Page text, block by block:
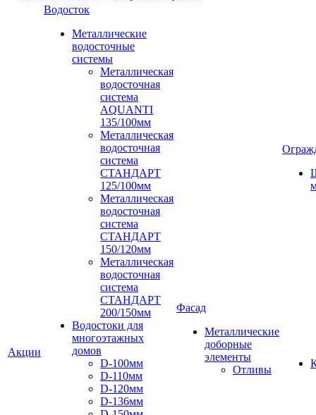
Акции
Водосток
Металлические
водосточные
системы
Металлическая
водосточная
система
AQUANTI
135/100мм
Металлическая
водосточная
система
СТАНДАРТ
125/100мм
Металлическая
водосточная
система
СТАНДАРТ
150/120мм
Металлическая
водосточная
система
СТАНДАРТ
200/150мм
Водостоки для
многоэтажных
домов
D-100мм
D-110мм
D-120мм
D-136мм
Фасад
Металлические
доборные
элементы
Отливы